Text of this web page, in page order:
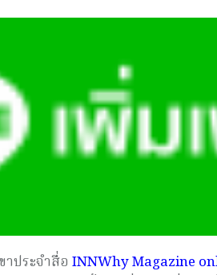
ประจำสื่อ INNWhy Magazine